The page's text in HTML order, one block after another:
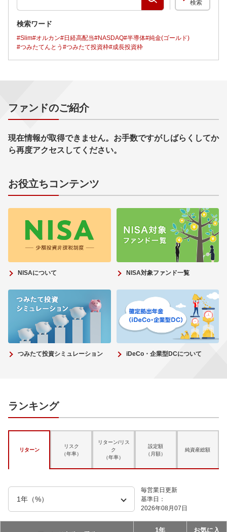
索
検索
検索ワード
#Slim#オルカン#日経高配当#NASDAQ#半導体#純金(ゴールド)
#つみたてんとう #つみたて投資枠#成長投資枠
ファンドのご紹介
現在情報が取得できません。お手数ですがしばらくしてか
ら再度アクセスしてください。
お役立ちコンテンツ
NISAについて NISA対象ファンド一覧
つみたて投資シミュレーション iDeCo・企業型DCについて
ランキング
リターン
リスク
（年率）
リターン/リス
ク
（年率）
設定額
（月額）
純資産総額
毎営業日更新
基準日：
2026年08月07日
1年
お気に入